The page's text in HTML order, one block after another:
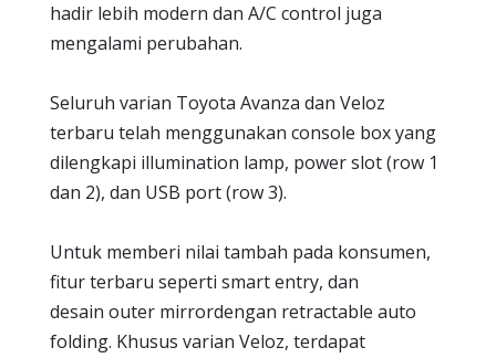
hadir lebih modern dan A/C control juga
mengalami perubahan.
Seluruh varian Toyota Avanza dan Veloz
terbaru telah menggunakan console box yang
dilengkapi illumination lamp, power slot (row 1
dan 2), dan USB port (row 3).
Untuk memberi nilai tambah pada konsumen,
fitur terbaru seperti smart entry, dan
desain outer mirrordengan retractable auto
folding. Khusus varian Veloz, terdapat